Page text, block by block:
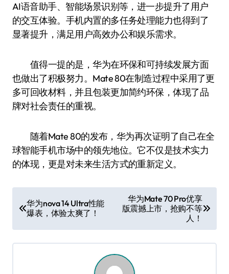
AI语音助手、智能场景识别等，进一步提升了用户
的交互体验。手机内置的多任务处理能力也得到了
显著提升，满足用户高效办公和娱乐需求。
值得一提的是，华为在环保和可持续发展方面
也做出了积极努力。Mate 80在制造过程中采用了更
多可回收材料，并且包装更加简约环保，体现了品
牌对社会责任的重视。
随着Mate 80的发布，华为再次证明了自己在全
球智能手机市场中的领先地位。它不仅是技术实力
的体现，更是对未来生活方式的重新定义。
章
导
航
华为nova 14 Ultra性能
爆表，体验太爽了！
华为Mate 70 Pro优享
版震撼上市，抢购不等
人！